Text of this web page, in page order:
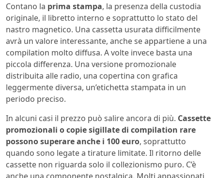
Contano la prima stampa, la presenza della custodia
originale, il libretto interno e soprattutto lo stato del
nastro magnetico. Una cassetta usurata difficilmente
avrà un valore interessante, anche se appartiene a una
compilation molto diffusa. A volte invece basta una
piccola differenza. Una versione promozionale
distribuita alle radio, una copertina con grafica
leggermente diversa, un’etichetta stampata in un
periodo preciso.
In alcuni casi il prezzo può salire ancora di più. Cassette
promozionali o copie sigillate di compilation rare
possono superare anche i 100 euro, soprattutto
quando sono legate a tirature limitate. Il ritorno delle
cassette non riguarda solo il collezionismo puro. C’è